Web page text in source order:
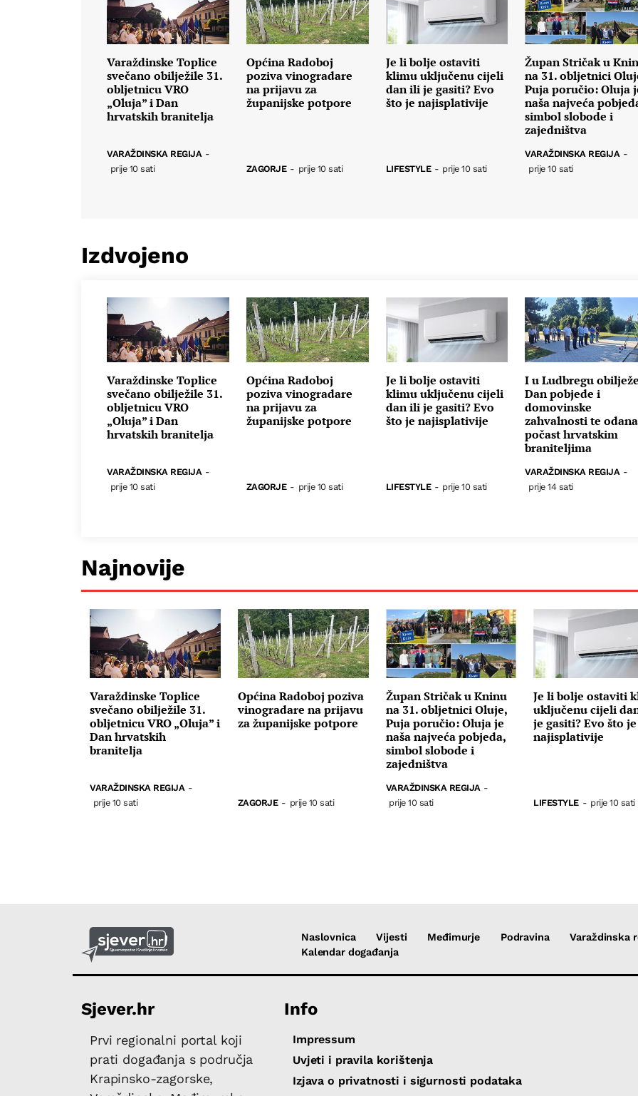
Varaždinske Toplice
svečano obilježile 31.
obljetnicu VRO
„Oluja” i Dan
hrvatskih branitelja
VARAŽDINSKA REGIJA -
prije 10 sati
Općina Radoboj
poziva vinogradare
na prijavu za
županijske potpore
ZAGORJE - prije 10 sati
Je li bolje ostaviti
klimu uključenu cijeli
dan ili je gasiti? Evo
što je najisplativije
LIFESTYLE - prije 10 sati
Župan Stričak u
na 31. obljetnici
Puja poručio: Oluja
naša najveća
simbol slobode i
zajedništva
VARAŽDINSKA REGIJA -
prije 10 sati
Izdvojeno
Varaždinske Toplice
svečano obilježile 31.
obljetnicu VRO
„Oluja” i Dan
hrvatskih branitelja
VARAŽDINSKA REGIJA -
prije 10 sati
Općina Radoboj
poziva vinogradare
na prijavu za
županijske potpore
ZAGORJE - prije 10 sati
Je li bolje ostaviti
klimu uključenu cijeli
dan ili je gasiti? Evo
što je najisplativije
LIFESTYLE - prije 10 sati
I u Ludbregu
Dan pobjede i
domovinske
zahvalnosti te odana
počast hrvatskim
braniteljima
VARAŽDINSKA REGIJA -
prije 14 sati
Najnovije
Varaždinske Toplice
svečano obilježile 31.
obljetnicu VRO „Oluja” i
Dan hrvatskih
branitelja
VARAŽDINSKA REGIJA -
prije 10 sati
Općina Radoboj poziva
vinogradare na prijavu
za županijske potpore
ZAGORJE - prije 10 sati
Župan Stričak u Kninu
na 31. obljetnici Oluje,
Puja poručio: Oluja je
naša najveća pobjeda,
simbol slobode i
zajedništva
VARAŽDINSKA REGIJA -
prije 10 sati
Je li bolje ostaviti
uključenu cijeli
je gasiti? Evo što je
najisplativije
LIFESTYLE - prije 10 sati
Naslovnica Vijesti Međimurje Podravina
Varaždinska
Kalendar događanja
Sjever.hr
Prvi regionalni portal koji
prati događanja s područja
Krapinsko-zagorske,
Info
Impressum
Uvjeti i pravila korištenja
Izjava o privatnosti i sigurnosti podataka